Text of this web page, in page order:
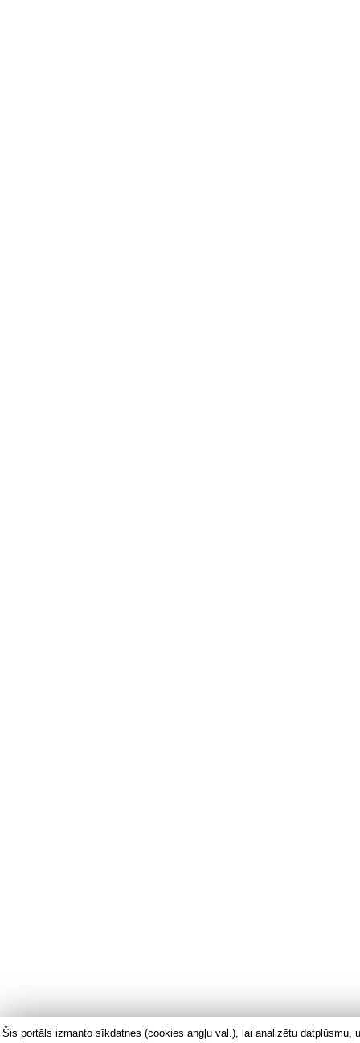
Šis portāls izmanto sīkdatnes (cookies angļu val.), lai analizētu datplūsmu,